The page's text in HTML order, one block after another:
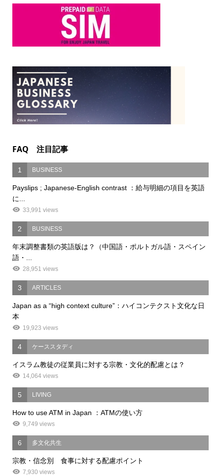
FAQ 注目記事
1 BUSINESS
Payslips ; Japanese-English contrast ：給与明細の項目を英語
に...
33,991 views
2 BUSINESS
年末調整書類の英語版は？（中国語・ポルトガル語・スペイン
語・...
28,951 views
3 ARTICLES
Japan as a “high context culture”：ハイコンテクスト文化な日
本
19,923 views
4 ケーススタディ
イスラム教徒の従業員に対する宗教・文化的配慮とは？
14,064 views
5 LIVING
How to use ATM in Japan ：ATMの使い方
9,749 views
6 多文化共生
宗教・信念別 食事に対する配慮ポイント
7,930 views